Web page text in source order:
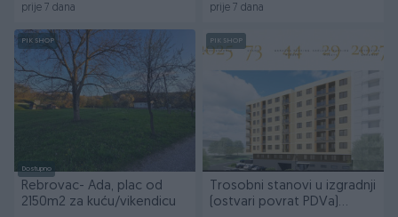
prije 7 dana prije 7 dana
PIK SHOP
Dostupno
Rebrovac- Ada, plac od
2150m2 za kuću/vikendicu
PIK SHOP
Trosobni stanovi u izgradnji
(ostvari povrat PDVa)